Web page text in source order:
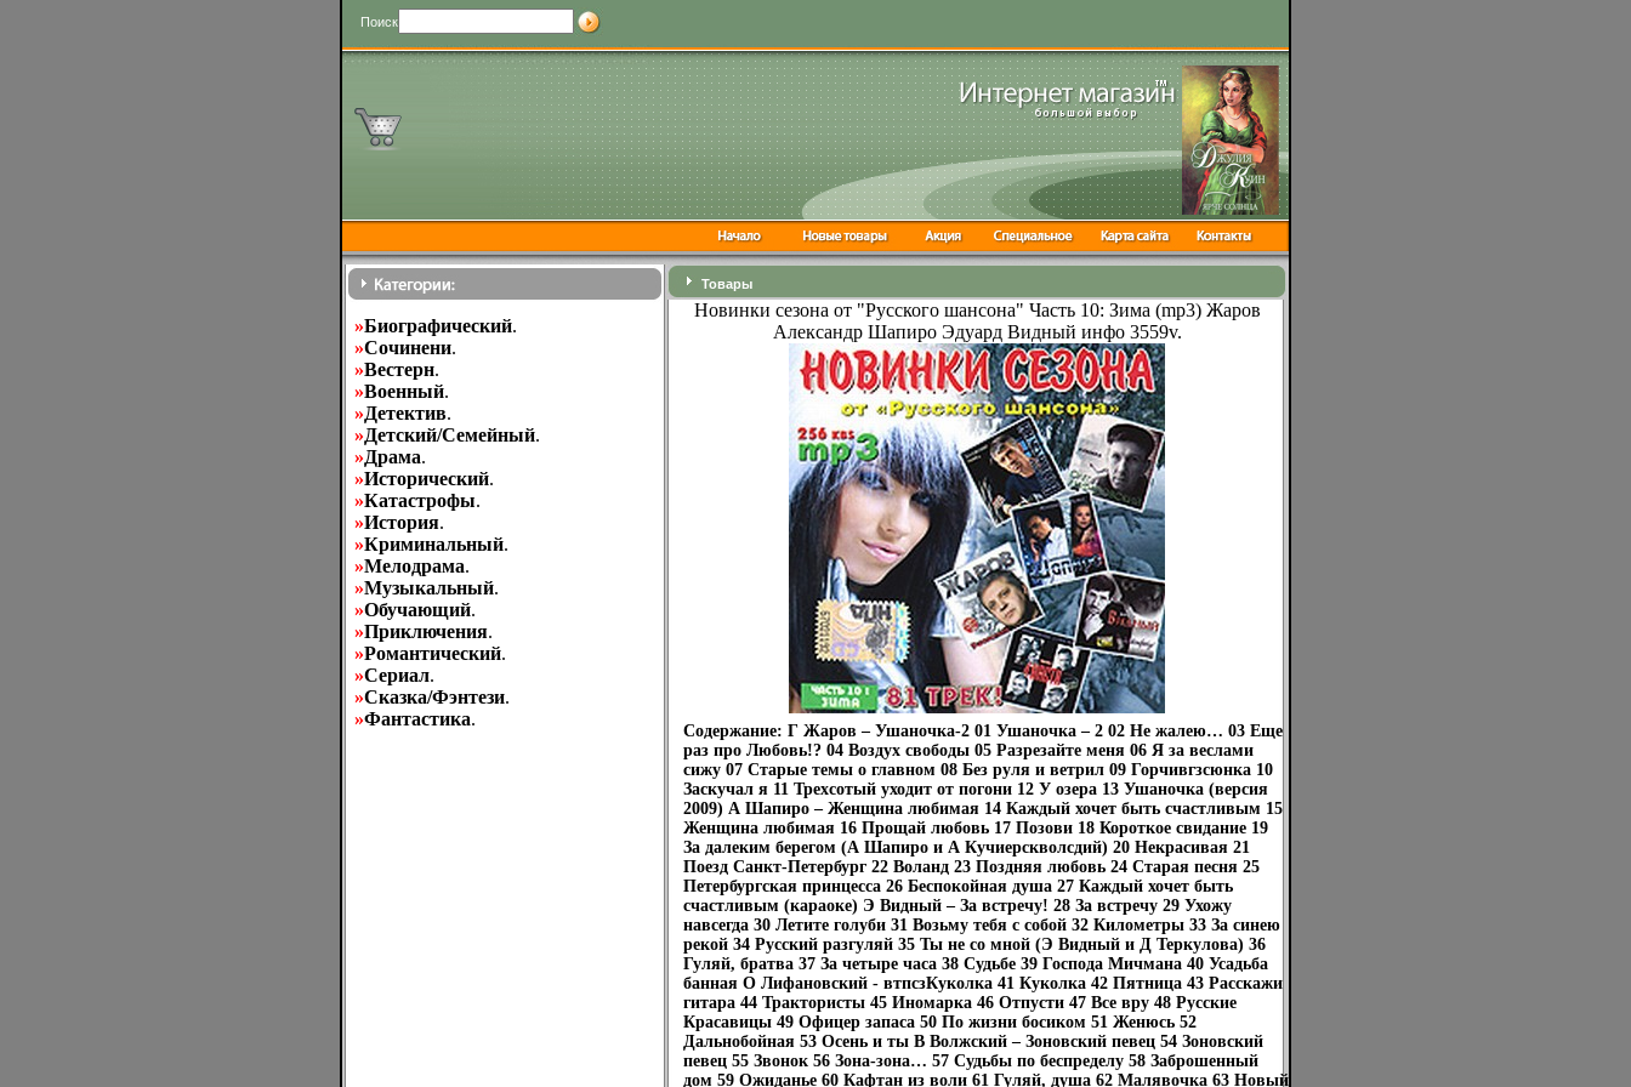
Поиск
»Биографический.
»Cочинени.
»Вестерн.
»Военный.
»Детектив.
»Детский/Семейный.
»Драма.
»Исторический.
»Катастрофы.
»История.
»Криминальный.
»Мелодрама.
»Музыкальный.
»Обучающий.
»Приключения.
»Романтический.
»Сериал.
»Сказка/Фэнтези.
»Фантастика.
Товары
Новинки сезона от "Русского шансона" Часть 10: Зима (mp3) Жаров
Александр Шапиро Эдуард Видный инфо 3559v.
Содержание: Г Жаров – Ушаночка-2 01 Ушаночка – 2 02 Не жалею… 03 Еще
раз про Любовь!? 04 Воздух свободы 05 Разрезайте меня 06 Я за веслами
сижу 07 Старые темы о главном 08 Без руля и ветрил 09 Горчивгзсюнка 10
Заскучал я 11 Трехсотый уходит от погони 12 У озера 13 Ушаночка (версия
2009) А Шапиро – Женщина любимая 14 Каждый хочет быть счастливым 15
Женщина любимая 16 Прощай любовь 17 Позови 18 Короткое свидание 19
За далеким берегом (А Шапиро и А Кучиерскволсдий) 20 Некрасивая 21
Поезд Санкт-Петербург 22 Воланд 23 Поздняя любовь 24 Старая песня 25
Петербургская принцесса 26 Беспокойная душа 27 Каждый хочет быть
счастливым (караоке) Э Видный – За встречу! 28 За встречу 29 Ухожу
навсегда 30 Летите голуби 31 Возьму тебя с собой 32 Километры 33 За синею
рекой 34 Русский разгуляй 35 Ты не со мной (Э Видный и Д Теркулова) 36
Гуляй, братва 37 За четыре часа 38 Судьбе 39 Господа Мичмана 40 Усадьба
банная О Лифановский - втпсзКуколка 41 Куколка 42 Пятница 43 Расскажи
гитара 44 Трактористы 45 Иномарка 46 Отпусти 47 Все вру 48 Русские
Красавицы 49 Офицер запаса 50 По жизни босиком 51 Женюсь 52
Дальнобойная 53 Осень и ты В Волжский – Зоновский певец 54 Зоновский
певец 55 Звонок 56 Зона-зона… 57 Судьбы по беспределу 58 Заброшенный
дом 59 Ожиданье 60 Кафтан из воли 61 Гуляй, душа 62 Малявочка 63 Новый